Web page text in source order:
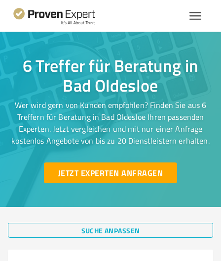
6 Treffer für Beratung in
Bad Oldesloe
Wer wird gern von Kunden empfohlen? Finden Sie aus 6
Treffern für Beratung in Bad Oldesloe Ihren passenden
Experten. Jetzt vergleichen und mit nur einer Anfrage
kostenlos Angebote von bis zu 20 Dienstleistern erhalten.
JETZT EXPERTEN ANFRAGEN
SUCHE ANPASSEN